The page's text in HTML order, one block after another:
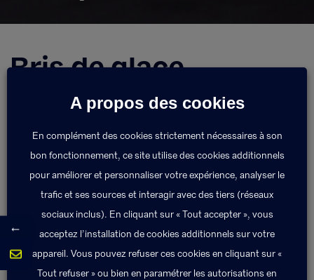
Bris de glace
La garantie bris de glace couvre l’assuré en cas de
casse accidentelle d’une surface vitrée.
Retour au lexique
Bonus-Malus CARSAT
A propos des cookies
En complément des cookies strictement nécessaires à son
bon fonctionnement, ce site utilise des cookies additionnels
pour améliorer et personnaliser votre expérience, analyser le
trafic et ses sources et interagir avec des tiers (réseaux
sociaux inclus). En cliquant sur « Tout accepter », vous
acceptez l’installation de cookies additionnels sur votre
appareil. Vous pouvez refuser ces cookies en cliquant sur «
Tout refuser » ou bien en paramétrer les autorisations en
←